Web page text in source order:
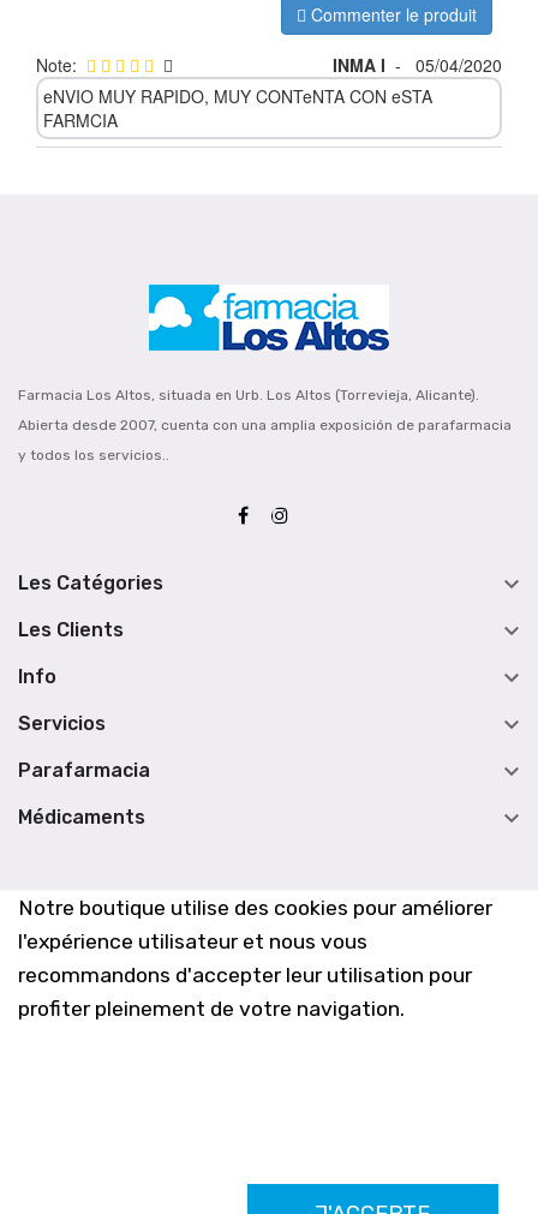
Notre boutique utilise des cookies pour améliorer
l'expérience utilisateur et nous vous
recommandons d'accepter leur utilisation pour
profiter pleinement de votre navigation.
Commenter le produit
Note: INMA I -
05/04/2020
eNVIO MUY RAPIDO, MUY CONTeNTA CON eSTA
FARMCIA
Farmacia Los Altos, situada en Urb. Los Altos (Torrevieja, Alicante).
Abierta desde 2007, cuenta con una amplia exposición de parafarmacia
y todos los servicios..
Les Catégories 
Les Clients 
Info 
Servicios 
Parafarmacia 
Médicaments 
Farmacia Los Altos nº756